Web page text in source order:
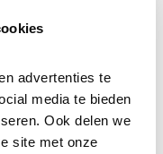
advertenties te
media te bieden
Ook delen we
site met onze
landbouwgebied
zijn en geen gif.
bosjes, tuinen
allemaal oké!